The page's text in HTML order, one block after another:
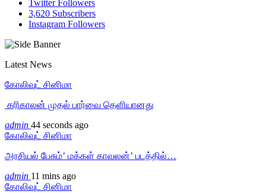
Twitter Followers
3,620 Subscribers
Instagram Followers
Latest News
கோலிவுட் சினிமா
‎ கரிகாலன் முதல் பார்வை தெளியானது
admin 44 seconds ago
கோலிவுட் சினிமா
அரசியல் பேசும்’ மக்கள் காவலன்’ படத்தில்…
admin 11 mins ago
கோலிவுட் சினிமா